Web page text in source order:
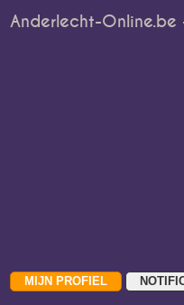
Anderlecht-Online.be